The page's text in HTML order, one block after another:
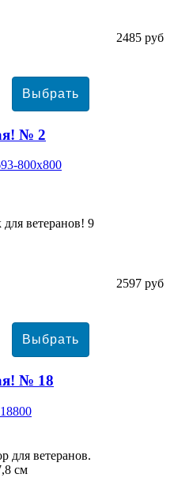
2485 руб
№ 2
ветеранов! 9
2597 руб
№ 18
для ветеранов.
см